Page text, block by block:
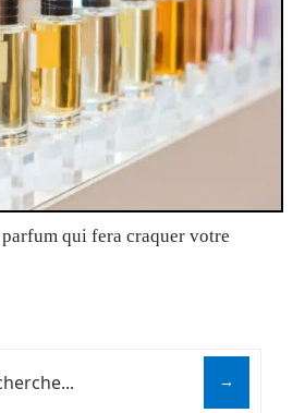
qui fera craquer votre